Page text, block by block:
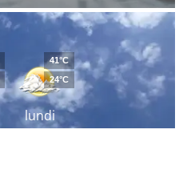
lundi
41°C
24°C